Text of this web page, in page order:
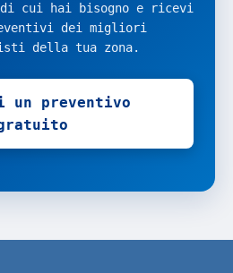
cui hai bisogno e ricevi
dei migliori
della tua zona.
un preventivo